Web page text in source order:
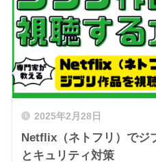
2025年2月28日
Netflix（ネトフリ）でジ
とキュリティ対策